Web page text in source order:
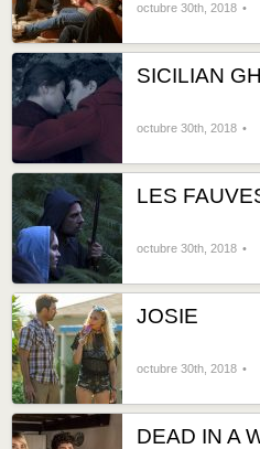
octubre 30th, 2018
SICILIAN
octubre 30th, 2018
LES
octubre 30th, 2018
JOSIE
octubre 30th, 2018
DEAD IN A